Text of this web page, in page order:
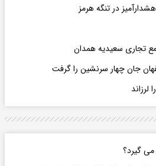
در تنگه هرمز
تجاری سعیدیه همدان
جان چهار سرنشین را گرفت
می گیرد؟